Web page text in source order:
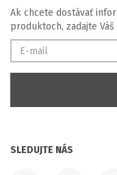
Ak chcete dostávať
produktoch, zadajte Váš
SLEDUJTE NÁS